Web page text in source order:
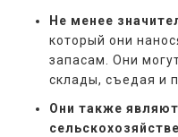
Не менее
который они
запасам. Они
склады, съедая и
Они также